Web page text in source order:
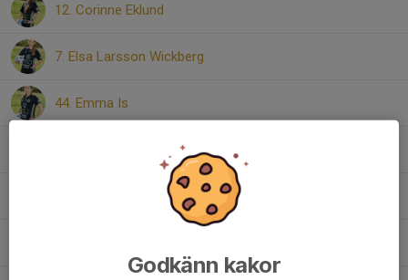
12. Corinne Eklund
7. Elsa Larsson Wickberg
44. Emma Is
Godkänn kakor